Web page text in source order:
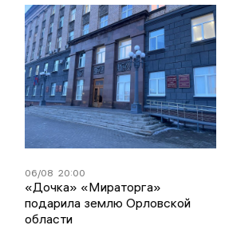
06/08 20:00
«Дочка» «Мираторга»
подарила землю Орловской
области